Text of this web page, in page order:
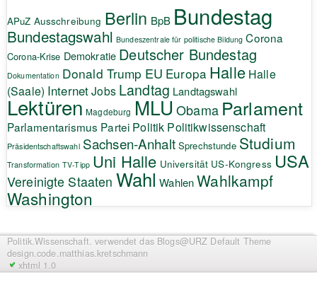
APuZ Ausschreibung Berlin BpB Bundestag
Bundestagswahl Bundeszentrale für politische Bildung Corona
Corona-Krise Demokratie Deutscher Bundestag
Dokumentation Donald Trump EU Europa Halle Halle
(Saale) InternetJobs Landtag Landtagswahl
Lektüren Magdeburg MLU Obama Parlament
Parlamentarismus Partei Politik Politikwissenschaft
Präsidentschaftswahl Sachsen-Anhalt Sprechstunde Studium
Transformation TV-Tipp Uni Halle Universität US-Kongress USA
Vereinigte Staaten Wahl Wahlen Wahlkampf
Washington
Politik.Wissenschaft. verwendet das Blogs@URZ Default Theme
design.code.matthias.kretschmann
xhtml 1.0